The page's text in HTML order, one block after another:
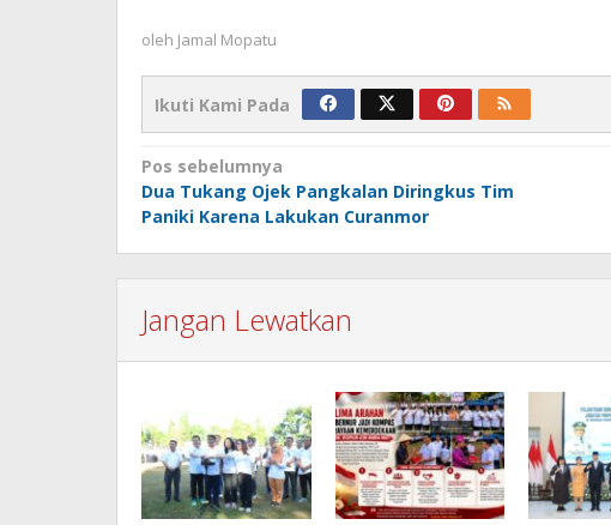
oleh Jamal Mopatu
Ikuti Kami Pada
Navigasi
pos
Pos sebelumnya
Dua Tukang Ojek Pangkalan Diringkus Tim
Paniki Karena Lakukan Curanmor
Jangan Lewatkan